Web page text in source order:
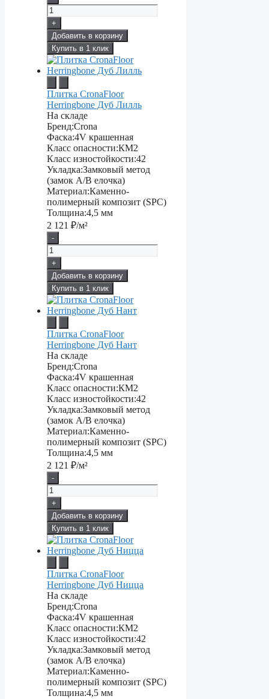
+
Добавить в корзину
Купить в 1 клик
Плитка CronaFloor
Herringbone Дуб Лилль
На складе
Бренд:Crona
Фаска:4V крашенная
Класс опасности:КМ2
Класс изностойкости:42
Укладка:Замковый метод
(замок А/В елочка)
Материал:Каменно-
полимерный композит (SPC)
Толщина:4,5 мм
2 121 ₽/м²
-
+
Добавить в корзину
Купить в 1 клик
Плитка CronaFloor
Herringbone Дуб Нант
На складе
Бренд:Crona
Фаска:4V крашенная
Класс опасности:КМ2
Класс изностойкости:42
Укладка:Замковый метод
(замок А/В елочка)
Материал:Каменно-
полимерный композит (SPC)
Толщина:4,5 мм
2 121 ₽/м²
-
+
Добавить в корзину
Купить в 1 клик
Плитка CronaFloor
Herringbone Дуб Ницца
На складе
Бренд:Crona
Фаска:4V крашенная
Класс опасности:КМ2
Класс изностойкости:42
Укладка:Замковый метод
(замок А/В елочка)
Материал:Каменно-
полимерный композит (SPC)
Толщина:4,5 мм